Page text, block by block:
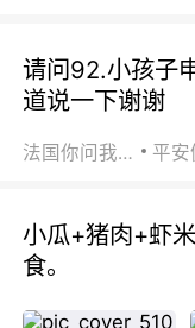
请问92.小孩子
道说一下谢谢
法国你问我答 平安
小瓜+猪肉+虾
食。